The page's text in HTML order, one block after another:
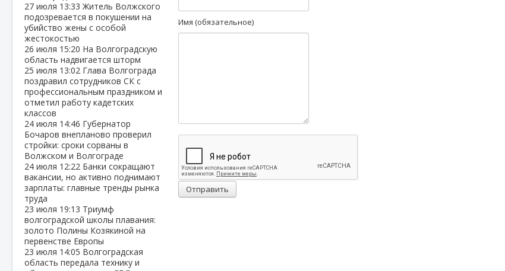
27 июля 13:33Житель Волжского
подозревается в покушении на
убийство жены с особой
жестокостью
26 июля 15:20 На Волгоградскую
область надвигается шторм
25 июля 13:02 Глава Волгограда
поздравил сотрудников СК с
профессиональным праздником и
отметил работу кадетских
классов
24 июля 14:46 Губернатор
Бочаров внепланово проверил
стройки: сроки сорваны в
Волжском и Волгограде
24 июля 12:22 Банки сокращают
вакансии, но активно поднимают
зарплаты: главные тренды рынка
труда
23 июля 19:13 Триумф
волгоградской школы плавания:
золото Полины Козякиной на
первенстве Европы
23 июля 14:05 Волгоградская
область передала технику и
Имя (обязательное)
Отправить